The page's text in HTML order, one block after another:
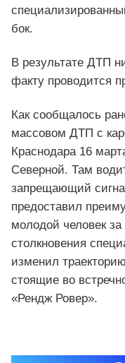
бок.
В результате ДТП
факту проводится
Как сообщалось
массовом ДТП с
Краснодара 16
Северной. Там
запрещающий
предоставил
молодой человек
столкновения
изменил
стоящие во
«Рендж Ровер».